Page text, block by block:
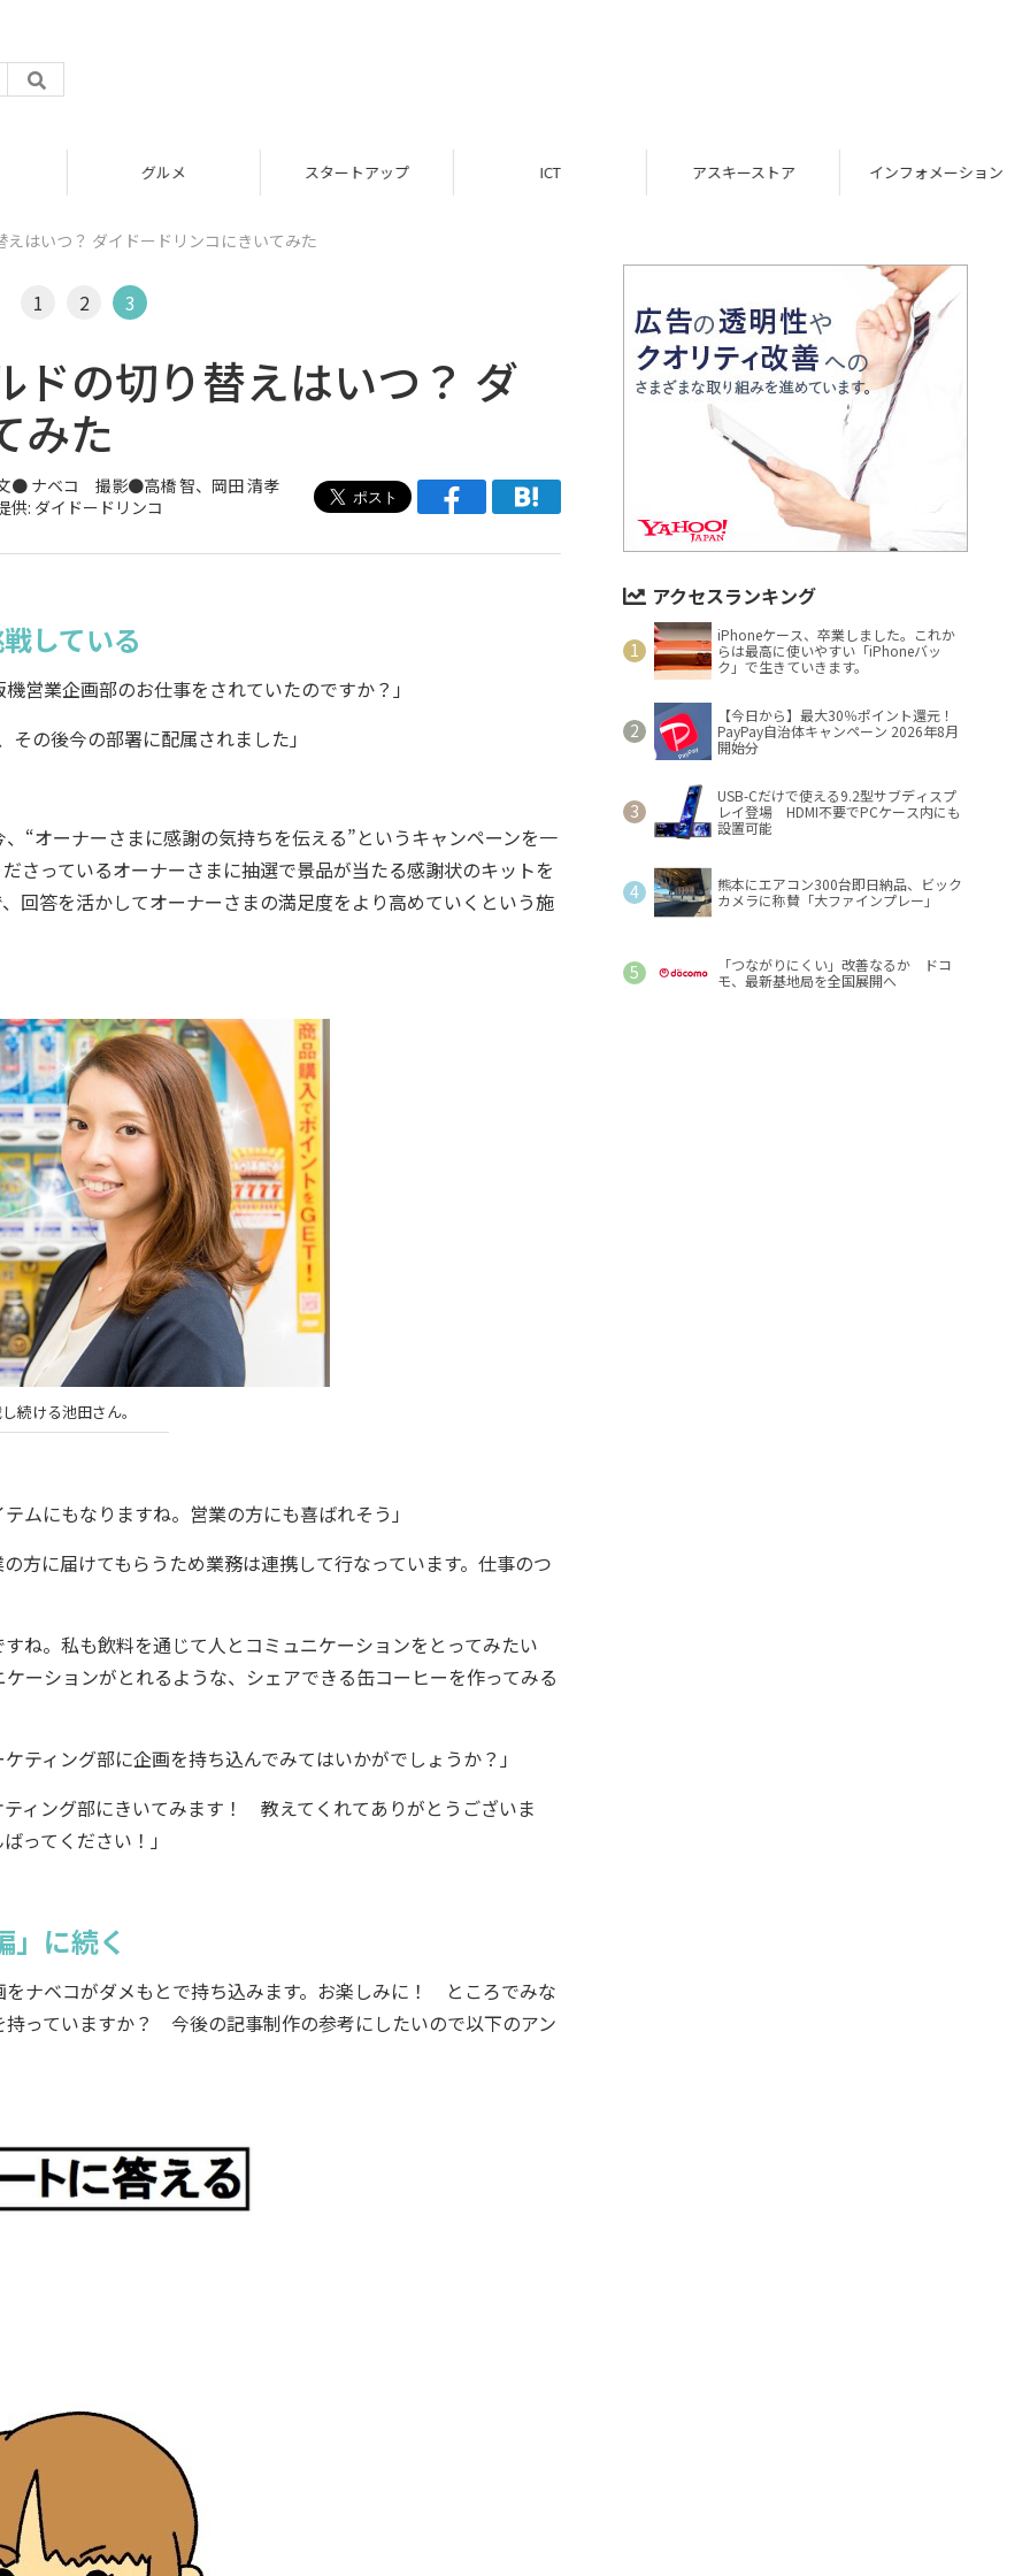
グルメ スタートアップ ICT アスキーストア インフォメーション
はいつ？ ダイドードリンコにきいてみた
1 2 3
ドの切り替えはいつ？ ダ
みた
● ナベコ
撮影●高橋 智、岡田 清孝
供: ダイドードリンコ
している
営業企画部のお仕事をされていたのですか？」
の後今の部署に配属されました」
“オーナーさまに感謝の気持ちを伝える”というキャンペーンを一
さっているオーナーさまに抽選で景品が当たる感謝状のキットを
回答を活かしてオーナーさまの満足度をより高めていくという施
続ける池田さん。
ムにもなりますね。営業の方にも喜ばれそう」
方に届けてもらうため業務は連携して行なっています。仕事のつ
ね。私も飲料を通じて人とコミュニケーションをとってみたい
ーションがとれるような、シェアできる缶コーヒーを作ってみる
ティング部に企画を持ち込んでみてはいかがでしょうか？」
ィング部にきいてみます！ 教えてくれてありがとうございま
ってください！」
」に続く
ベコがダメもとで持ち込みます。お楽しみに！ ところでみな
っていますか？ 今後の記事制作の参考にしたいので以下のアン
アクセスランキング
iPhoneケース、卒業しました。これか
らは最高に使いやすい「iPhoneバッ
ク」で生きていきます。
【今日から】最大30％ポイント還元！
PayPay自治体キャンペーン 2026年8月
開始分
USB-Cだけで使える9.2型サブディスプ
レイ登場 HDMI不要でPCケース内にも
設置可能
熊本にエアコン300台即日納品、ビック
カメラに称賛「大ファインプレー」
「つながりにくい」改善なるか ドコ
モ、最新基地局を全国展開へ